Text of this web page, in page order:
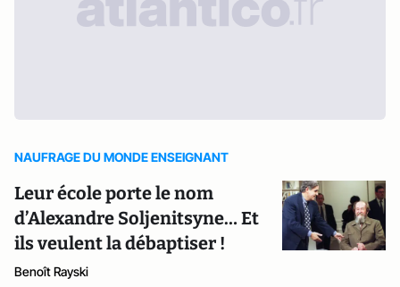
NAUFRAGE DU MONDE ENSEIGNANT
Leur école porte le nom
d’Alexandre Soljenitsyne… Et
ils veulent la débaptiser !
Benoît Rayski